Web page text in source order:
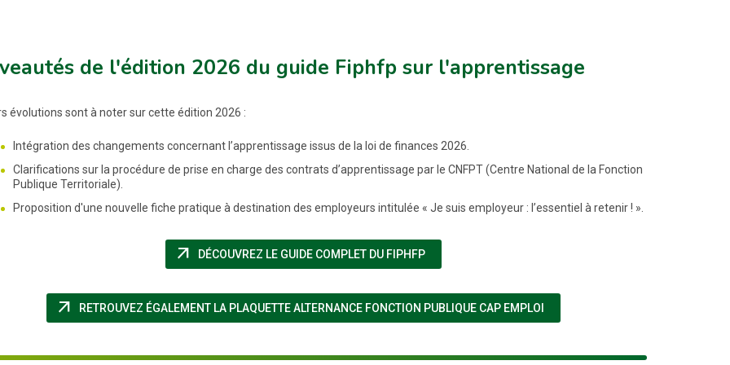
de l'édition 2026 du guide Fiphfp sur l'apprentissage
évolutions sont à noter sur cette édition 2026 :
Intégration des changements concernant l’apprentissage issus de la loi de finances 2026.
Clarifications sur la procédure de prise en charge des contrats d’apprentissage par le CNFPT (Centre National de la Fonction
Publique Territoriale).
Proposition d'une nouvelle fiche pratique à destination des employeurs intitulée « Je suis employeur : l’essentiel à retenir ! ».
arrow_outward DÉCOUVREZ LE GUIDE COMPLET DU FIPHFP(NOUVELLE FENÊTRE)
arrow_outward RETROUVEZ ÉGALEMENT LA PLAQUETTE ALTERNANCE FONCTION PUBLIQUE CAP EMPLOI (NOUVELLE FENÊTRE)